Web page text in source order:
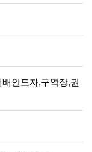
인도자,구역장,권